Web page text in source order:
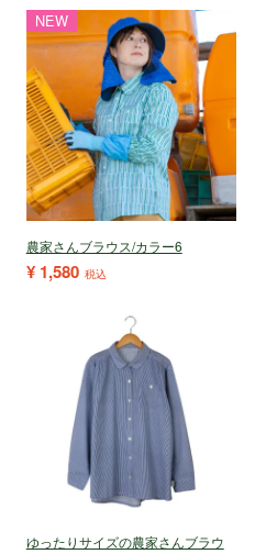
NEW
農家さんブラウス/カラー6
¥ 1,580 税込
ゆったりサイズの農家さんブラウ